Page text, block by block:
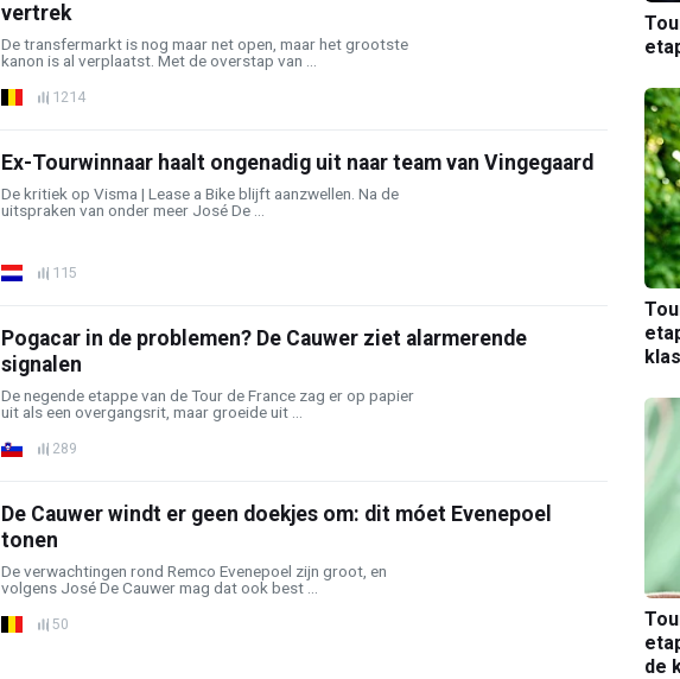
vertrek
De transfermarkt is nog maar net open, maar het grootste
kanon is al verplaatst. Met de overstap van ...
1214
Ex-Tourwinnaar haalt ongenadig uit naar team van Vingegaard
De kritiek op Visma | Lease a Bike blijft aanzwellen. Na de
uitspraken van onder meer José De ...
115
Pogacar in de problemen? De Cauwer ziet alarmerende
signalen
De negende etappe van de Tour de France zag er op papier
uit als een overgangsrit, maar groeide uit ...
289
De Cauwer windt er geen doekjes om: dit móet Evenepoel
tonen
De verwachtingen rond Remco Evenepoel zijn groot, en
volgens José De Cauwer mag dat ook best ...
50
de